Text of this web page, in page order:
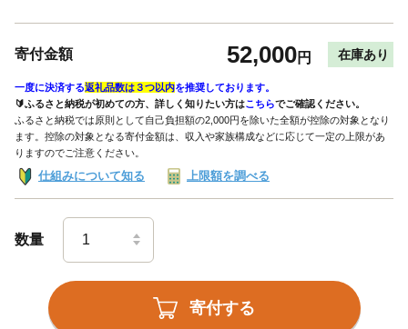
寄付金額 52,000円 在庫あり
一度に決済する返礼品数は３つ以内を推奨しております。
🔰ふるさと納税が初めての方、詳しく知りたい方はこちらでご確認ください。
ふるさと納税では原則として自己負担額の2,000円を除いた全額が控除の対象となり
ます。控除の対象となる寄付金額は、収入や家族構成などに応じて一定の上限があ
りますのでご注意ください。
仕組みについて知る 上限額を調べる
数量
寄付する